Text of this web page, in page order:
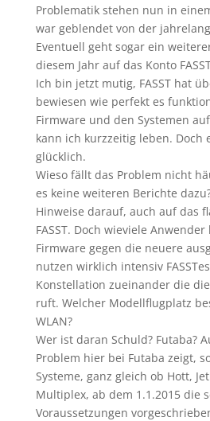
Problematik stehen nun in
war geblendet von der
Eventuell geht sogar ein
diesem Jahr auf das Konto
Ich bin jetzt mutig, FASST hat
bewiesen wie perfekt es
Firmware und den Systemen auf
kann ich kurzzeitig leben. Doch
glücklich.
Wieso fällt das Problem nicht
es keine weiteren Berichte
Hinweise darauf, auch auf das
FASST. Doch wieviele
Firmware gegen die neuere
nutzen wirklich intensiv
Konstellation zueinander die
ruft. Welcher Modellflugplatz
WLAN?
Wer ist daran Schuld? Futaba?
Problem hier bei Futaba zeigt,
Systeme, ganz gleich ob Hott,
Multiplex, ab dem 1.1.2015 die
Voraussetzungen